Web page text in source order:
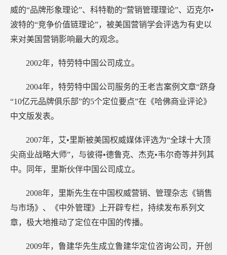
威的“品牌形象理论”、科特勒的“营销管理理论”、迈克尔•
波特的“竞争价值链理论”，被美国营销学会评选为有史以
来对美国营销影响最大的观念。
2002年，特劳特中国公司成立。
2004年，特劳特中国公司服务的王老吉案例文章“跻身
“10亿元品牌俱乐部”的5个定位要点”在《哈佛商业评论》
中文版发表。
2007年，艾•里斯被美国权威媒体评选为“全球十大顶
尖商业战略大师”，与彼得•德鲁克、杰克•韦尔奇等并列其
中。同年，里斯伙伴中国公司成立。
2008年，里斯先生在中国权威营销、管理杂志《销售
与市场》、《中外管理》上开辟专栏，持续发布系列文
章，极大地推动了定位在中国的传播。
2009年，鲁建华先生成立鲁建华定位咨询公司，开创